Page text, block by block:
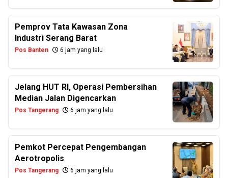
Pemprov Tata Kawasan Zona
Industri Serang Barat
Pos Banten 6 jam yang lalu
Jelang HUT RI, Operasi Pembersihan
Median Jalan Digencarkan
Pos Tangerang 6 jam yang lalu
Pemkot Percepat Pengembangan
Aerotropolis
Pos Tangerang 6 jam yang lalu